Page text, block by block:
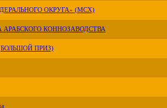
ОКРУГА» (МСХ)
АРАБСКОГО КОННОЗАВОДСТВА
ПРИЗ)